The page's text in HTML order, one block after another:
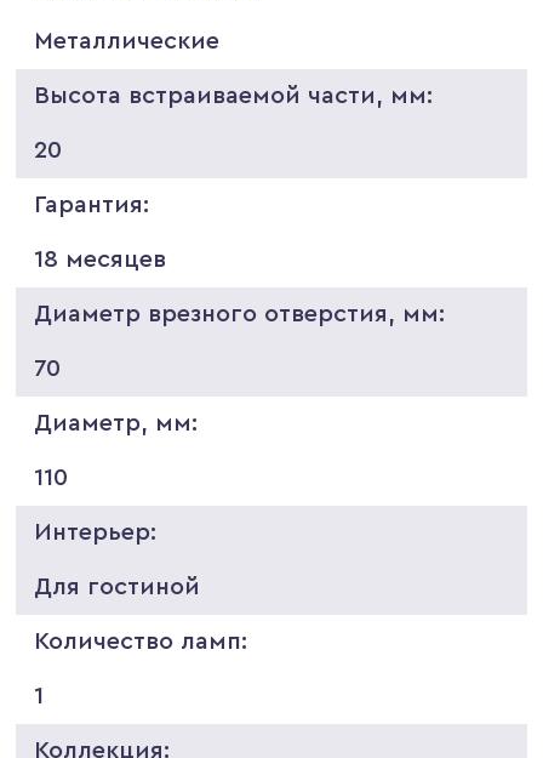
Металлические
Высота встраиваемой части, мм:
20
Гарантия:
18 месяцев
Диаметр врезного отверстия, мм:
70
Диаметр, мм:
110
Интерьер:
Для гостиной
Количество ламп:
1
Коллекция: